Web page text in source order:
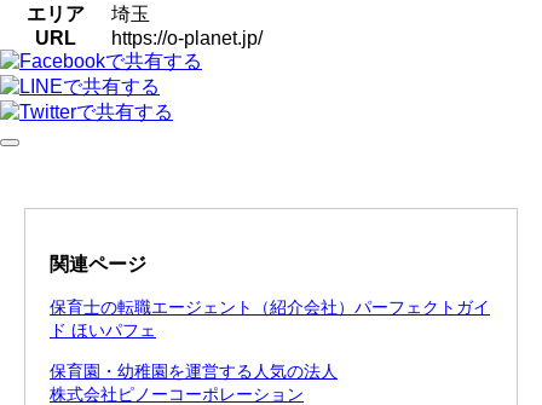
エリア
埼玉
URL
https://o-planet.jp/
関連ページ
保育士の転職エージェント（紹介会社）パーフェクトガイ
ド ほいパフェ
保育園・幼稚園を運営する人気の法人
株式会社ピノーコーポレーション